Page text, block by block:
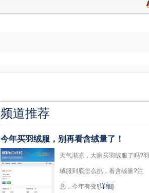
频道推荐
今年买羽绒服，别再看含绒量了！
天气渐凉，大家买羽绒服了吗?羽
绒服到底怎么挑，看含绒量?注
意，今年有变![详细]